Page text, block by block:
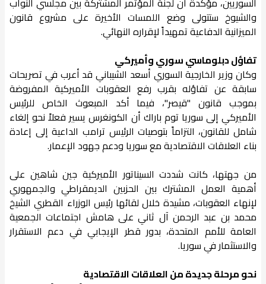
والشيوخ ستتولى وضع اللمسات الأخيرة على مشروع قانون
الميزانية الدفاعية تمهيداً لإقراره النهائي.
تفاؤل دبلوماسي سوري وأميركي
وكان وزير الخارجية السوري أسعد الشيباني قد أعرب في تصريحات
سابقة عن تفاؤله بقرب رفع العقوبات الأميركية المفروضة
بموجب قانون "قيصر"، فيما أكد المبعوث الخاص للرئيس
الأميركي إلى سوريا توم باراك أن الكونغرس يسير فعلاً نحو إلغاء
شامل للقانون، التزاماً بتوصيات الرئيس ترامب الداعية إلى إعادة
بناء العلاقات الاقتصادية مع سوريا ودعم جهود الإعمار.
من جهتها، كانت شددت السيناتور الأميركية جين شاهين على
أهمية العمل المشترك بين الحزبين الديمقراطي والجمهوري
لإنهاء العقوبات، مشيدة خلال لقائها رئيس الوزراء القطري الشيخ
محمد بن عبد الرحمن آل ثاني على هامش اجتماعات الجمعية
العامة للأمم المتحدة، بدور قطر الإيجابي في دعم الاستقرار
والاستثمار في سوريا.
نحو مرحلة جديدة من العلاقات الاقتصادية